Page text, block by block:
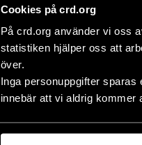
Cookies på crd.org
På crd.org använder vi oss
statistiken hjälper oss att
över.
Inga personuppgifter
innebär att vi aldrig kommer
tvångsmedel
sämre
För en
avlyssning